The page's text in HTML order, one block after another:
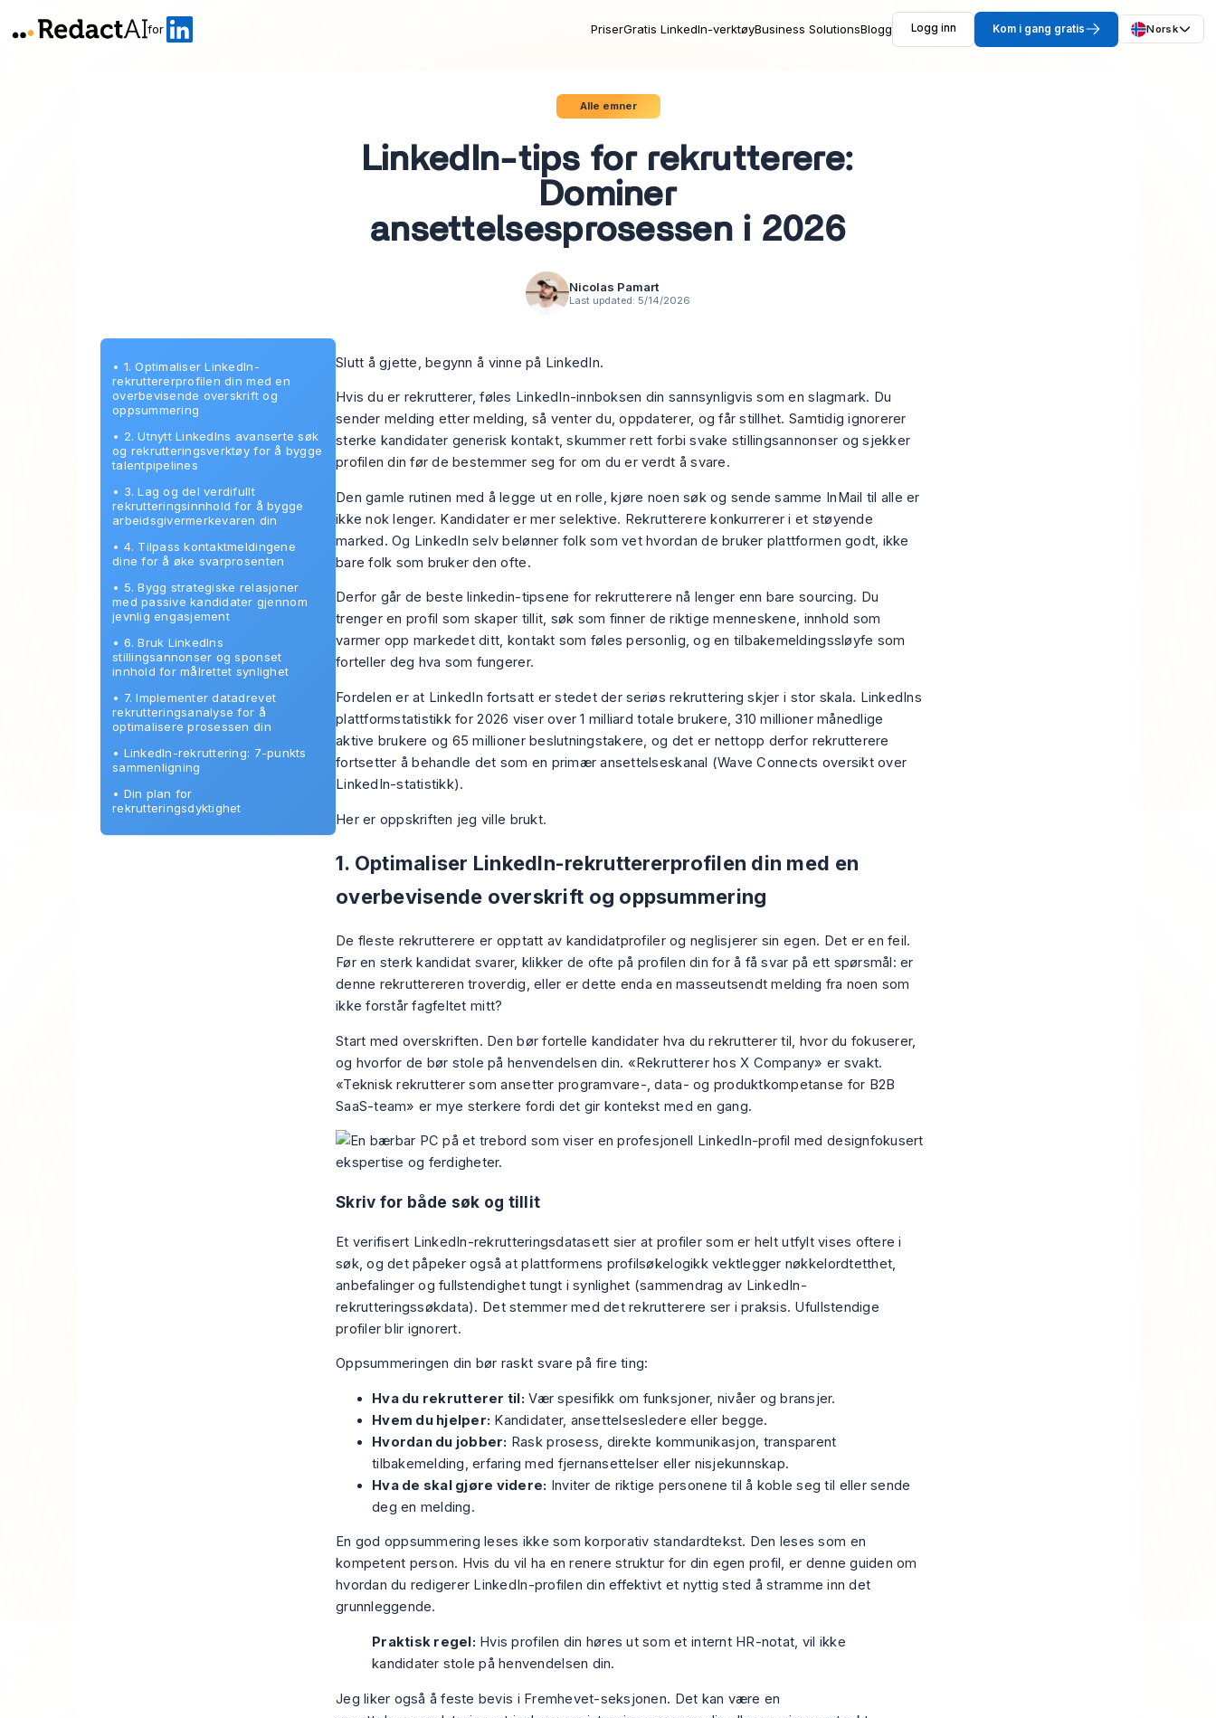
for PriserGratis LinkedIn-verktøyBusiness SolutionsBlogg Logg inn Kom i gang gratis Norsk
Alle emner
LinkedIn-tips for rekrutterere:
Dominer
ansettelsesprosessen i 2026
Nicolas Pamart
Last updated: 5/14/2026
• 1. Optimaliser LinkedIn-
rekruttererprofilen din med en
overbevisende overskrift og
oppsummering
• 2. Utnytt LinkedIns avanserte søk
og rekrutteringsverktøy for å bygge
talentpipelines
• 3. Lag og del verdifullt
rekrutteringsinnhold for å bygge
arbeidsgivermerkevaren din
• 4. Tilpass kontaktmeldingene
dine for å øke svarprosenten
• 5. Bygg strategiske relasjoner
med passive kandidater gjennom
jevnlig engasjement
• 6. Bruk LinkedIns
stillingsannonser og sponset
innhold for målrettet synlighet
• 7. Implementer datadrevet
rekrutteringsanalyse for å
optimalisere prosessen din
• LinkedIn-rekruttering: 7-punkts
sammenligning
• Din plan for
rekrutteringsdyktighet
Slutt å gjette, begynn å vinne på LinkedIn.
Hvis du er rekrutterer, føles LinkedIn-innboksen din sannsynligvis som en slagmark. Du
sender melding etter melding, så venter du, oppdaterer, og får stillhet. Samtidig ignorerer
sterke kandidater generisk kontakt, skummer rett forbi svake stillingsannonser og sjekker
profilen din før de bestemmer seg for om du er verdt å svare.
Den gamle rutinen med å legge ut en rolle, kjøre noen søk og sende samme InMail til alle er
ikke nok lenger. Kandidater er mer selektive. Rekrutterere konkurrerer i et støyende
marked. Og LinkedIn selv belønner folk som vet hvordan de bruker plattformen godt, ikke
bare folk som bruker den ofte.
Derfor går de beste linkedin-tipsene for rekrutterere nå lenger enn bare sourcing. Du
trenger en profil som skaper tillit, søk som finner de riktige menneskene, innhold som
varmer opp markedet ditt, kontakt som føles personlig, og en tilbakemeldingssløyfe som
forteller deg hva som fungerer.
Fordelen er at LinkedIn fortsatt er stedet der seriøs rekruttering skjer i stor skala. LinkedIns
plattformstatistikk for 2026 viser over 1 milliard totale brukere, 310 millioner månedlige
aktive brukere og 65 millioner beslutningstakere, og det er nettopp derfor rekrutterere
fortsetter å behandle det som en primær ansettelseskanal (Wave Connects oversikt over
LinkedIn-statistikk).
Her er oppskriften jeg ville brukt.
1. Optimaliser LinkedIn-rekruttererprofilen din med en
overbevisende overskrift og oppsummering
De fleste rekrutterere er opptatt av kandidatprofiler og neglisjerer sin egen. Det er en feil.
Før en sterk kandidat svarer, klikker de ofte på profilen din for å få svar på ett spørsmål: er
denne rekruttereren troverdig, eller er dette enda en masseutsendt melding fra noen som
ikke forstår fagfeltet mitt?
Start med overskriften. Den bør fortelle kandidater hva du rekrutterer til, hvor du fokuserer,
og hvorfor de bør stole på henvendelsen din. «Rekrutterer hos X Company» er svakt.
«Teknisk rekrutterer som ansetter programvare-, data- og produktkompetanse for B2B
SaaS-team» er mye sterkere fordi det gir kontekst med en gang.
Skriv for både søk og tillit
Et verifisert LinkedIn-rekrutteringsdatasett sier at profiler som er helt utfylt vises oftere i
søk, og det påpeker også at plattformens profilsøkelogikk vektlegger nøkkelordtetthet,
anbefalinger og fullstendighet tungt i synlighet (sammendrag av LinkedIn-
rekrutteringssøkdata). Det stemmer med det rekrutterere ser i praksis. Ufullstendige
profiler blir ignorert.
Oppsummeringen din bør raskt svare på fire ting:
Hva du rekrutterer til: Vær spesifikk om funksjoner, nivåer og bransjer.
Hvem du hjelper: Kandidater, ansettelsesledere eller begge.
Hvordan du jobber: Rask prosess, direkte kommunikasjon, transparent
tilbakemelding, erfaring med fjernansettelser eller nisjekunnskap.
Hva de skal gjøre videre: Inviter de riktige personene til å koble seg til eller sende
deg en melding.
En god oppsummering leses ikke som korporativ standardtekst. Den leses som en
kompetent person. Hvis du vil ha en renere struktur for din egen profil, er denne guiden om
hvordan du redigerer LinkedIn-profilen din effektivt et nyttig sted å stramme inn det
grunnleggende.
Praktisk regel: Hvis profilen din høres ut som et internt HR-notat, vil ikke
kandidater stole på henvendelsen din.
Jeg liker også å feste bevis i Fremhevet-seksjonen. Det kan være en